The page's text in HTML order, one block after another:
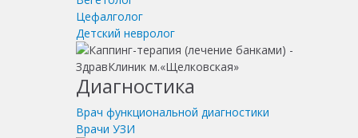
Цефалголог
Детский невролог
Диагностика
Врач функциональной диагностики
Врачи УЗИ